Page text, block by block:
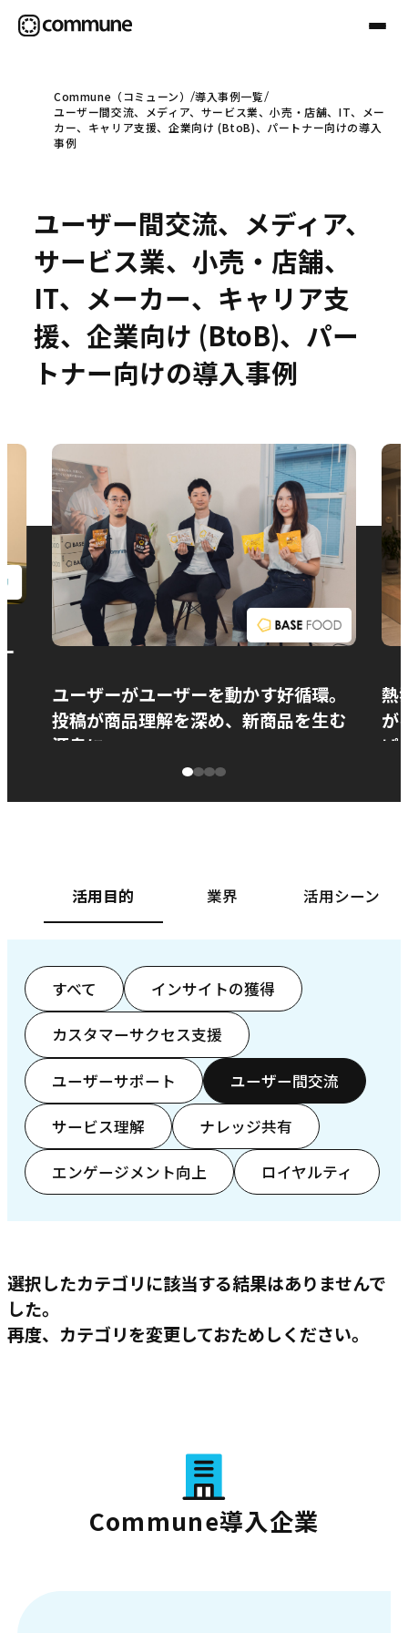
Communeについて
事例
セミナー
お役立ち情報
お問い合わせ
Commune（コミューン）
導入事例一覧
ユーザー間交流、メディア、サービス業、小売・店舗、IT、メー
カー、キャリア支援、企業向け (BtoB)、パートナー向けの導入
事例
ユーザー間交流、メディア、
サービス業、小売・店舗、
IT、メーカー、キャリア支
援、企業向け (BtoB)、パー
トナー向けの導入事例
ユーザーがユーザーを動かす好循環。
投稿が商品理解を深め、新商品を生む
源泉に
熱
が
ぱ
活用目的 業界 活用シーン
すべて インサイトの獲得
カスタマーサクセス支援
ユーザーサポート ユーザー間交流
サービス理解 ナレッジ共有
エンゲージメント向上 ロイヤルティ
選択したカテゴリに該当する結果はありませんで
した。
再度、カテゴリを変更しておためしください。
Commune導入企業